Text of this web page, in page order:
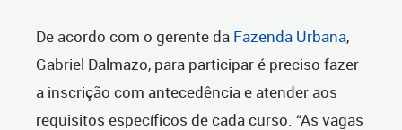
De acordo com o gerente da Fazenda Urbana,
Gabriel Dalmazo, para participar é preciso fazer
a inscrição com antecedência e atender aos
requisitos específicos de cada curso. “As vagas